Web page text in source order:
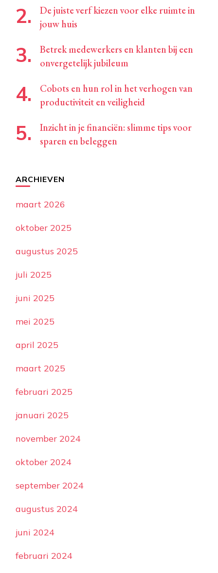
De juiste verf kiezen voor elke ruimte in
jouw huis
Betrek medewerkers en klanten bij een
onvergetelijk jubileum
Cobots en hun rol in het verhogen van
productiviteit en veiligheid
Inzicht in je financiën: slimme tips voor
sparen en beleggen
ARCHIEVEN
maart 2026
oktober 2025
augustus 2025
juli 2025
juni 2025
mei 2025
april 2025
maart 2025
februari 2025
januari 2025
november 2024
oktober 2024
september 2024
augustus 2024
juni 2024
februari 2024